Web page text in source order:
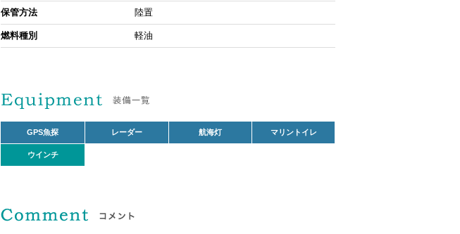
保管方法 陸置
燃料種別 軽油
GPS魚探 レーダー 航海灯 マリントイレ
ウインチ